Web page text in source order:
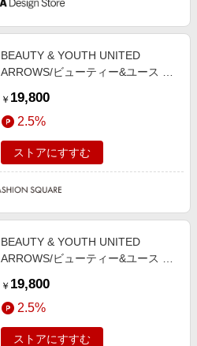
BEAUTY & YOUTH UNITED
ARROWS/ビューティー&ユース ユ
ONA ソフト ショルダーバッグ
3WAY COBALT FREE
￥ 19,800
2.5%
ストアにすすむ
BEAUTY & YOUTH UNITED
ARROWS/ビューティー&ユース ユ
ONA ソフト ショルダーバッグ
3WAY その他1 FREE
￥ 19,800
2.5%
ストアにすすむ